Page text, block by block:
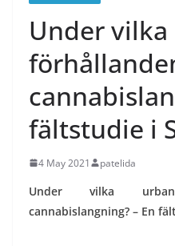
Under
fältstudie i
4 May 2021 patelida
Under vilka
cannabislangning? – En